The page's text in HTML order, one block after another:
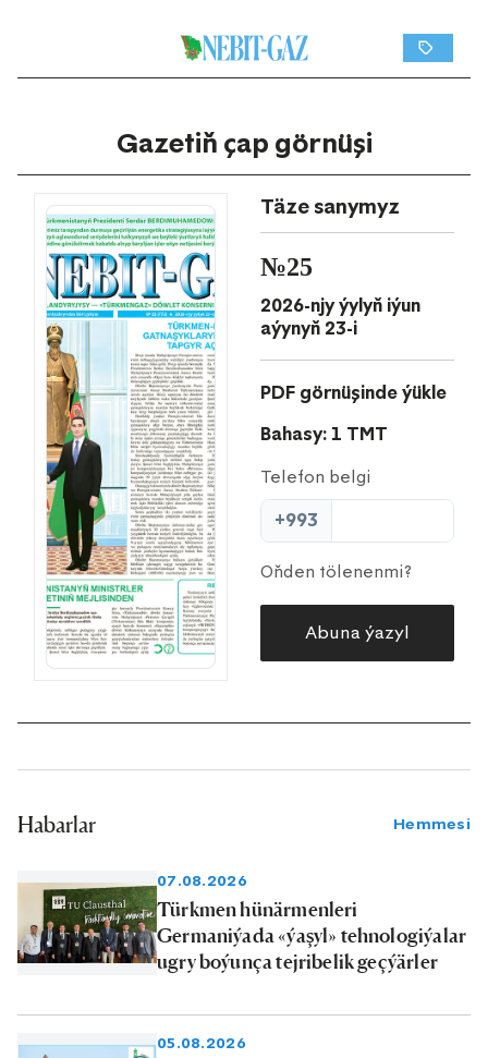
Gazetiň çap görnüşi
Täze sanymyz
№25
2026-njy ýylyň iýun
aýynyň 23-i
PDF görnüşinde ýükle
Bahasy: 1 TMT
Telefon belgi
+993
Oňden tölenenmi?
Abuna ýazyl
Habarlar Hemmesi
07.08.2026
Türkmen hünärmenleri
Germaniýada «ýaşyl» tehnologiýalar
ugry boýunça tejribelik geçýärler
05.08.2026